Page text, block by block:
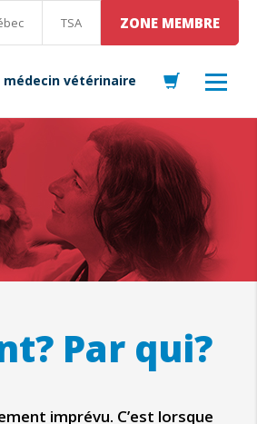
TSA ZONE MEMBRE
médecin vétérinaire
Par qui?
imprévu. C’est lorsque